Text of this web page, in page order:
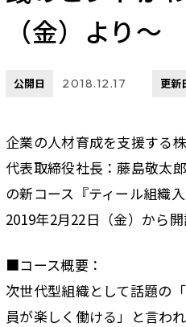
（金）より～
公開日 2018.12.17 更新
企業の人材育成を支援する
代表取締役社長：藤島敬太
の新コース『ティール組織
2019年2月22日（金）から開
■コース概要：
次世代型組織として話題の
員が楽しく働ける」と言わ